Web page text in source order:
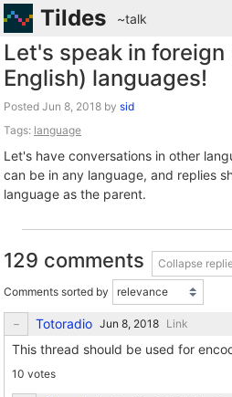
Tildes ~talk
Let's speak in foreign
English) languages!
Posted by sid
Tags: language
Let's have conversations in other
can be in any language, and replies
language as the parent.
129 comments Collapse
Comments sorted by
Totoradio Link
This thread should be used for
10 votes